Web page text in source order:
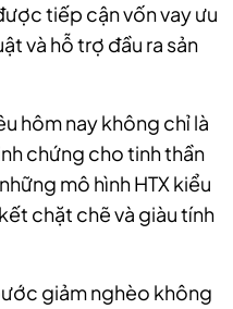
tiếp cận vốn vay ưu
và hỗ trợ đầu ra sản
hôm nay không chỉ là
chứng cho tinh thần
mô hình HTX kiểu
chặt chẽ và giàu tính
giảm nghèo không